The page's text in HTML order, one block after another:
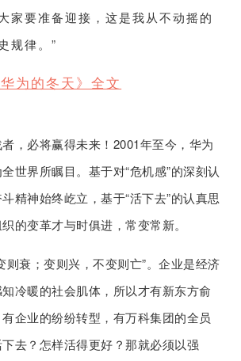
家要准备迎接，这是我从不动摇的
规律。”
为的冬天》全文
，必将赢得未来！2001年至今，华为
世界所瞩目。基于对“危机感”的深刻认
精神始终屹立，基于“活下去”的认真思
的变革才与时俱进，常变常新。
则衰；变则兴，不变则亡”。企业是经济
冷暖的社会肌体，所以才有新东方俞
企业的纷纷转型，有万科集团的全员
去？怎样活得更好？那就必须以强